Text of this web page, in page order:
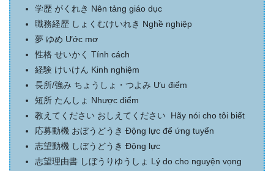
学歴 がくれき Nên tảng giáo dục
職務経歴 しょくむけいれき Nghề nghiệp
夢 ゆめ Ước mơ
性格 せいかく Tính cách
経験 けいけん Kinh nghiệm
長所/強み ちょうしょ・つよみ Ưu điểm
短所 たんしょ Nhược điểm
教えてください おしえてください
Hãy nói cho tôi biết
応募動機 おぼうどうき Động lực để ứng tuyển
志望動機 しぼうどうき Động lực
志望理由書 しぼうりゆうしょ Lý do cho nguyện vọng